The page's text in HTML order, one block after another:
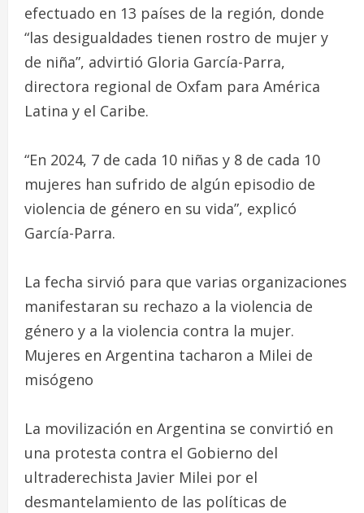
efectuado en 13 países de la región, donde
“las desigualdades tienen rostro de mujer y
de niña”, advirtió Gloria García-Parra,
directora regional de Oxfam para América
Latina y el Caribe.
“En 2024, 7 de cada 10 niñas y 8 de cada 10
mujeres han sufrido de algún episodio de
violencia de género en su vida”, explicó
García-Parra.
La fecha sirvió para que varias organizaciones
manifestaran su rechazo a la violencia de
género y a la violencia contra la mujer.
Mujeres en Argentina tacharon a Milei de
misógeno
La movilización en Argentina se convirtió en
una protesta contra el Gobierno del
ultraderechista Javier Milei por el
desmantelamiento de las políticas de